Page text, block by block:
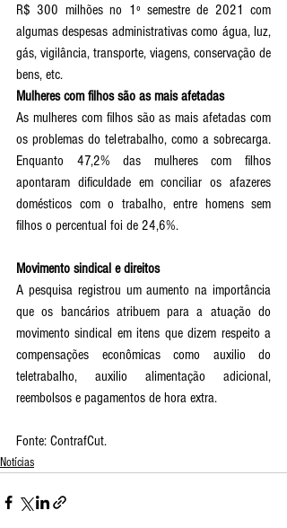
R$ 300 milhões no 1º semestre de 2021 com
algumas despesas administrativas como água, luz,
gás, vigilância, transporte, viagens, conservação de
bens, etc.
Mulheres com filhos são as mais afetadas
As mulheres com filhos são as mais afetadas com
os problemas do teletrabalho, como a sobrecarga.
Enquanto 47,2% das mulheres com filhos
apontaram dificuldade em conciliar os afazeres
domésticos com o trabalho, entre homens sem
filhos o percentual foi de 24,6%.
Movimento sindical e direitos
A pesquisa registrou um aumento na importância
que os bancários atribuem para a atuação do
movimento sindical em itens que dizem respeito a
compensações econômicas como auxilio do
teletrabalho, auxilio alimentação adicional,
reembolsos e pagamentos de hora extra.
Fonte: ContrafCut.
Notícias